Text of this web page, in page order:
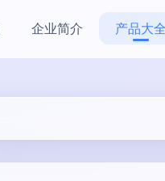
企业简介 产品大全